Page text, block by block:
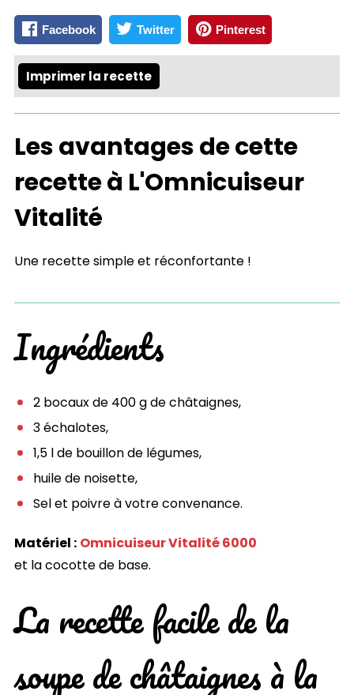
Facebook Twitter Pinterest
Imprimer la recette
Les avantages de cette
recette à L'Omnicuiseur
Vitalité
Une recette simple et réconfortante !
Ingrédients
2 bocaux de 400 g de châtaignes,
3 échalotes,
1,5 l de bouillon de légumes,
huile de noisette,
Sel et poivre à votre convenance.
Matériel : Omnicuiseur Vitalité 6000
et la cocotte de base.
La recette facile de la
soupe de châtaignes à la